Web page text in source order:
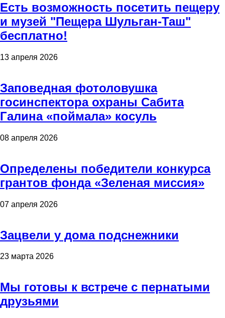
Есть возможность посетить пещеру
и музей "Пещера Шульган-Таш"
бесплатно!
13 апреля 2026
Заповедная фотоловушка
госинспектора охраны Сабита
Галина «поймала» косуль
08 апреля 2026
Определены победители конкурса
грантов фонда «Зеленая миссия»
07 апреля 2026
Зацвели у дома подснежники
23 марта 2026
Мы готовы к встрече с пернатыми
друзьями